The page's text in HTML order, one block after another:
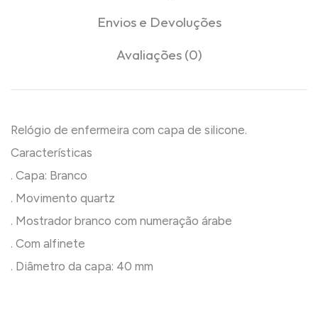
Envios e Devoluções
Avaliações (0)
Relógio de enfermeira com capa de silicone.
Características
. Capa: Branco
. Movimento quartz
. Mostrador branco com numeração árabe
. Com alfinete
. Diâmetro da capa: 40 mm